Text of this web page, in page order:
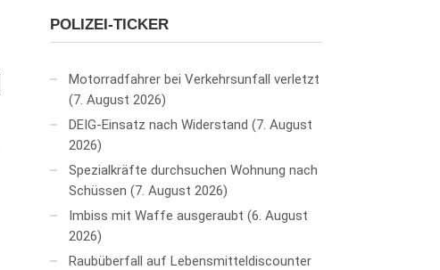
POLIZEI-TICKER
Motorradfahrer bei Verkehrsunfall verletzt
7. August 2026
DEIG-Einsatz nach Widerstand
7. August
2026
Spezialkräfte durchsuchen Wohnung nach
Schüssen
7. August 2026
Imbiss mit Waffe ausgeraubt 6. August
2026
Raubüberfall auf Lebensmitteldiscounter